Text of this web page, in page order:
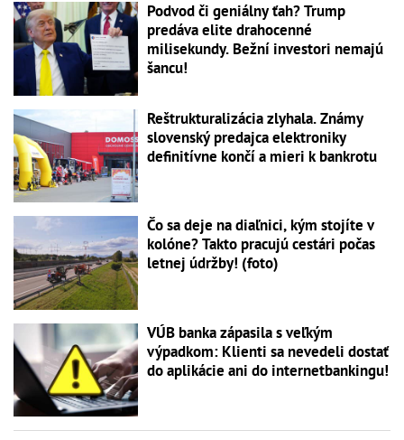
Podvod či geniálny ťah? Trump
predáva elite drahocenné
milisekundy. Bežní investori nemajú
šancu!
Reštrukturalizácia zlyhala. Známy
slovenský predajca elektroniky
definitívne končí a mieri k bankrotu
Čo sa deje na diaľnici, kým stojíte v
kolóne? Takto pracujú cestári počas
letnej údržby! (foto)
VÚB banka zápasila s veľkým
výpadkom: Klienti sa nevedeli dostať
do aplikácie ani do internetbankingu!